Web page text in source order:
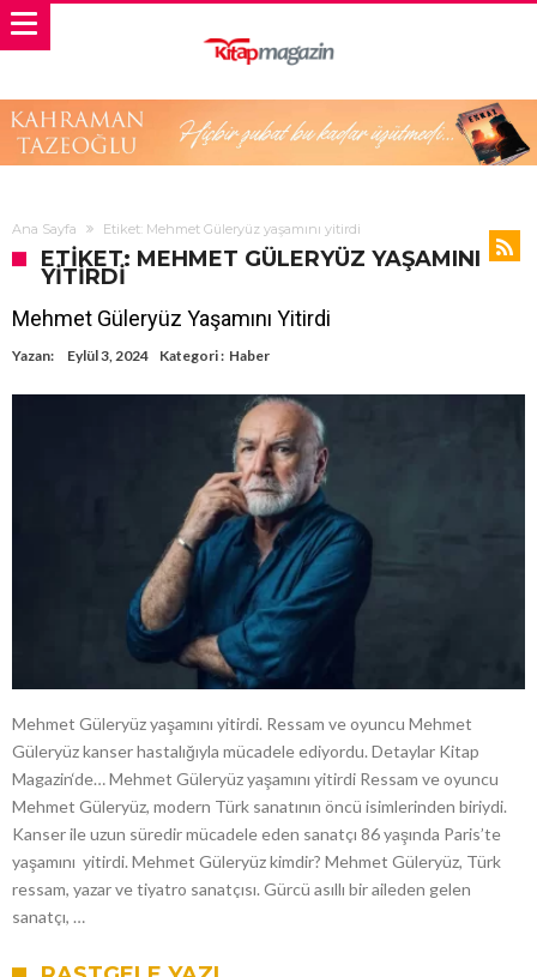
Ana Sayfa Etiket: Mehmet Güleryüz yaşamını yitirdi
ETIKET: MEHMET GÜLERYÜZ YAŞAMINI
YITIRDI
Mehmet Güleryüz Yaşamını Yitirdi
Yazan: Eylül 3, 2024 Kategori : Haber
Mehmet Güleryüz yaşamını yitirdi. Ressam ve oyuncu Mehmet
Güleryüz kanser hastalığıyla mücadele ediyordu. Detaylar Kitap
Magazin‘de… Mehmet Güleryüz yaşamını yitirdi Ressam ve oyuncu
Mehmet Güleryüz, modern Türk sanatının öncü isimlerinden biriydi.
Kanser ile uzun süredir mücadele eden sanatçı 86 yaşında Paris’te
yaşamını yitirdi. Mehmet Güleryüz kimdir? Mehmet Güleryüz, Türk
ressam, yazar ve tiyatro sanatçısı. Gürcü asıllı bir aileden gelen
sanatçı, …